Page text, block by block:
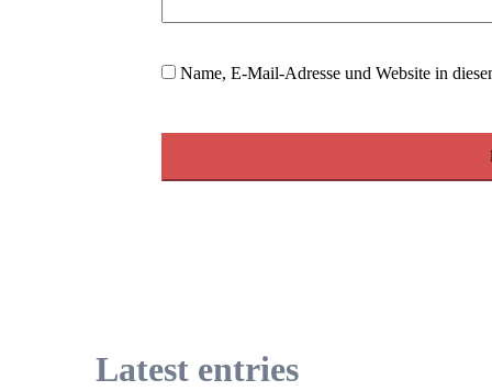
Name, E-Mail-Adresse und Website in
Latest entries